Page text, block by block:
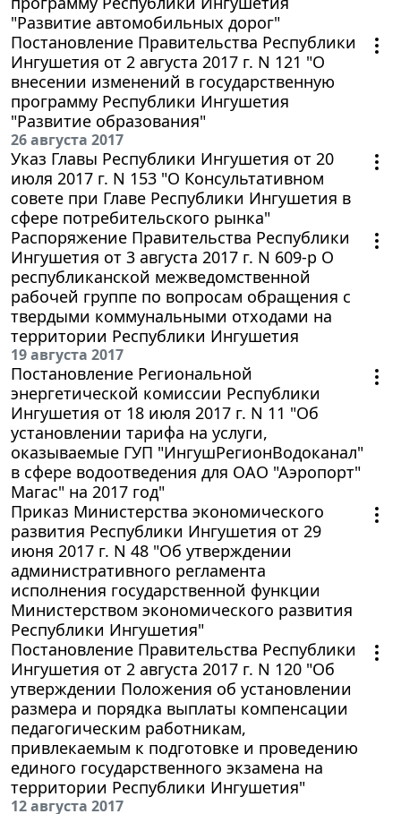
"Развитие автомобильных дорог"
Постановление Правительства Республики
Ингушетия от 2 августа 2017 г. N 121 "О
внесении изменений в государственную
программу Республики Ингушетия
"Развитие образования"
26 августа 2017
Указ Главы Республики Ингушетия от 20
июля 2017 г. N 153 "О Консультативном
совете при Главе Республики Ингушетия в
сфере потребительского рынка"
Распоряжение Правительства Республики
Ингушетия от 3 августа 2017 г. N 609-р О
республиканской межведомственной
рабочей группе по вопросам обращения с
твердыми коммунальными отходами на
территории Республики Ингушетия
19 августа 2017
Постановление Региональной
энергетической комиссии Республики
Ингушетия от 18 июля 2017 г. N 11 "Об
установлении тарифа на услуги,
оказываемые ГУП "ИнгушРегионВодоканал"
в сфере водоотведения для ОАО "Аэропорт"
Магас" на 2017 год"
Приказ Министерства экономического
развития Республики Ингушетия от 29
июня 2017 г. N 48 "Об утверждении
административного регламента
исполнения государственной функции
Министерством экономического развития
Республики Ингушетия"
Постановление Правительства Республики
Ингушетия от 2 августа 2017 г. N 120 "Об
утверждении Положения об установлении
размера и порядка выплаты компенсации
педагогическим работникам,
привлекаемым к подготовке и проведению
единого государственного экзамена на
территории Республики Ингушетия"
12 августа 2017